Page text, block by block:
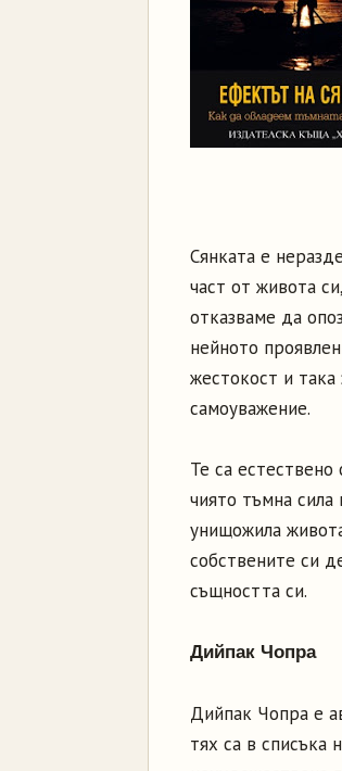
Сянката е
част от живота
отказваме да
нейното
жестокост и така
самоуважение.
Те са
чиято тъмна
унищожила
собствените си
същността си.
Дийпак Чопра
Дийпак Чопра е
тях са в списъка